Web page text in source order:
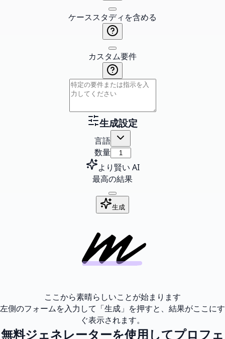
ケーススタディを含める
カスタム要件
生成設定
言語
数量
より賢い AI
最高の結果
生成
ここから素晴らしいことが始まります
左側のフォームを入力して「生成」を押すと、結果がここにす
ぐ表示されます。
無料ジェネレーターを使用してプロフェ